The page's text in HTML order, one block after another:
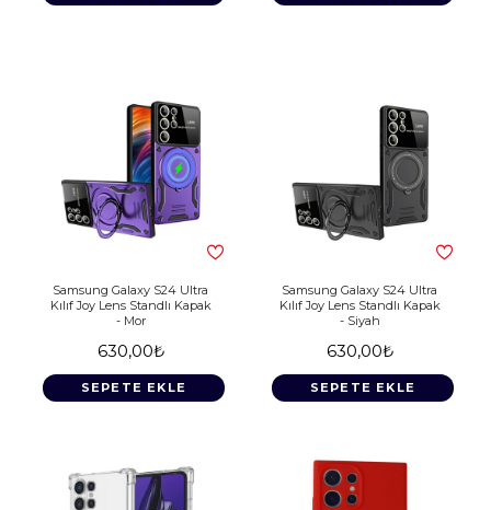
Samsung Galaxy S24 Ultra
Kılıf Joy Lens Standlı Kapak
- Mor
630,00₺
SEPETE EKLE
Samsung Galaxy S24 Ultra
Kılıf Joy Lens Standlı Kapak
- Siyah
630,00₺
SEPETE EKLE